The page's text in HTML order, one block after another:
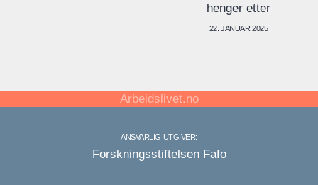
henger etter
22. JANUAR 2025
Arbeidslivet.no
ANSVARLIG UTGIVER:
Forskningsstiftelsen Fafo